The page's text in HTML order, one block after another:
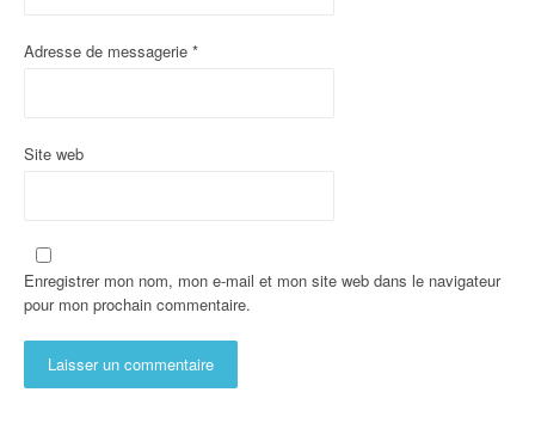
Adresse de messagerie *
Site web
Enregistrer mon nom, mon e-mail et mon site web dans le navigateur
pour mon prochain commentaire.